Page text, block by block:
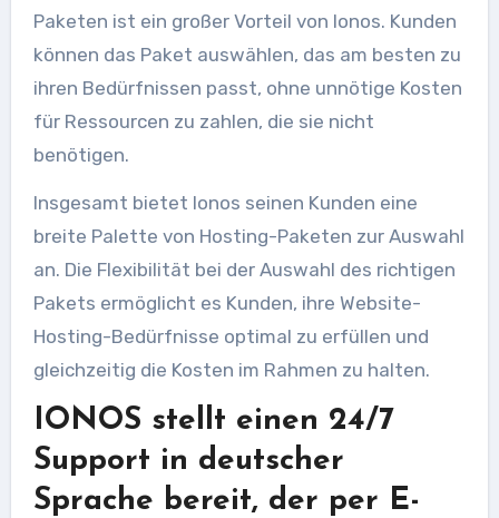
Paketen ist ein großer Vorteil von Ionos. Kunden
können das Paket auswählen, das am besten zu
ihren Bedürfnissen passt, ohne unnötige Kosten
für Ressourcen zu zahlen, die sie nicht
benötigen.
Insgesamt bietet Ionos seinen Kunden eine
breite Palette von Hosting-Paketen zur Auswahl
an. Die Flexibilität bei der Auswahl des richtigen
Pakets ermöglicht es Kunden, ihre Website-
Hosting-Bedürfnisse optimal zu erfüllen und
gleichzeitig die Kosten im Rahmen zu halten.
IONOS stellt einen 24/7
Support in deutscher
Sprache bereit, der per E-